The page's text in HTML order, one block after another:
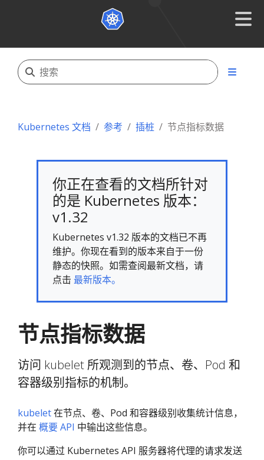
Kubernetes 文档 参考 插桩 节点指标数据
你正在查看的文档所针对
的是 Kubernetes 版本：
v1.32
Kubernetes v1.32 版本的文档已不再
维护。你现在看到的版本来自于一份
静态的快照。如需查阅最新文档，请
点击 最新版本。
节点指标数据
访问 kubelet 所观测到的节点、卷、Pod 和
容器级别指标的机制。
kubelet在节点、卷、Pod 和容器级别收集统计信息，
并在 概要 API 中输出这些信息。
你可以通过 Kubernetes API 服务器将代理的请求发送